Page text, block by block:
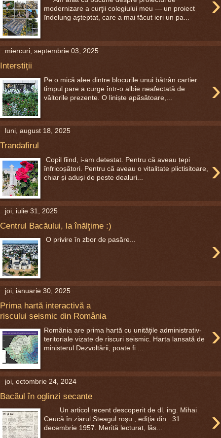
modernizare a curţii colegiului meu — un proiect
îndelung aşteptat, care a mai făcut ieri un pa...
miercuri, septembrie 03, 2025
Interstiții
›
Pe o mică alee dintre blocurile unui bătrân cartier
timpul pare a curge într-o albie neafectată de
vâltorile prezente. O liniște apăsătoare,...
luni, august 18, 2025
Trandafirul
›
Copil fiind, i-am detestat. Pentru că aveau țepi
înfricoșători. Pentru că aveau o vitalitate plictisitoare,
chiar și aduși de peste dealuri...
joi, iulie 31, 2025
Centrul Bacăului, la înălţime :)
›
O privire în zbor de pasăre...
joi, ianuarie 30, 2025
Prima hartă interactivă a
riscului seismic din România
›
România are prima hartă cu unităţile administrativ-
teritoriale vizate de riscuri seismic. Harta lansată de
ministerul Dezvoltării, poate fi ...
joi, octombrie 24, 2024
Bacăul în oglinzi secante
›
Un articol recent descoperit de dl. ing. Mihai
Ceucă în ziarul Steagul roşu , ediţia din . 31
decembrie 1957. Merită lecturat, lăs...